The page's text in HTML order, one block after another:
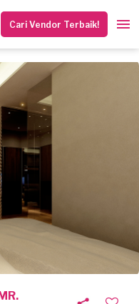
Cari Vendor Terbaik!